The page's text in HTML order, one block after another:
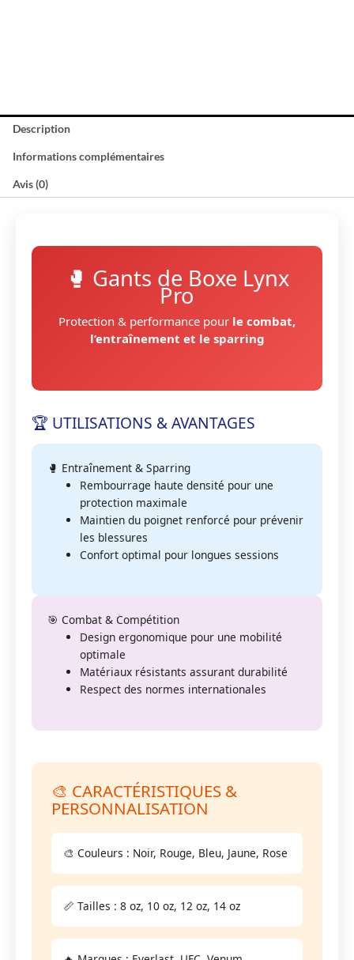
Description
Informations complémentaires
Avis (0)
🥊 Gants de Boxe Lynx
Pro
Protection & performance pour le combat,
l’entraînement et le sparring
🏆 UTILISATIONS & AVANTAGES
🥊 Entraînement & Sparring
Rembourrage haute densité pour une
protection maximale
Maintien du poignet renforcé pour prévenir
les blessures
Confort optimal pour longues sessions
🎯 Combat & Compétition
Design ergonomique pour une mobilité
optimale
Matériaux résistants assurant durabilité
Respect des normes internationales
🎨 CARACTÉRISTIQUES &
PERSONNALISATION
🎨 Couleurs : Noir, Rouge, Bleu, Jaune, Rose
📏 Tailles : 8 oz, 10 oz, 12 oz, 14 oz